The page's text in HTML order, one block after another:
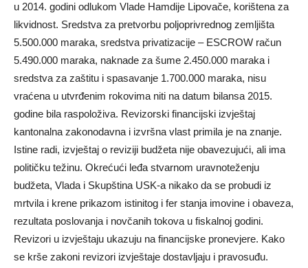
u 2014. godini odlukom Vlade Hamdije Lipovače, korištena za
likvidnost. Sredstva za pretvorbu poljoprivrednog zemljišta
5.500.000 maraka, sredstva privatizacije – ESCROW račun
5.490.000 maraka, naknade za šume 2.450.000 maraka i
sredstva za zaštitu i spasavanje 1.700.000 maraka, nisu
vraćena u utvrđenim rokovima niti na datum bilansa 2015.
godine bila raspoloživa. Revizorski financijski izvještaj
kantonalna zakonodavna i izvršna vlast primila je na znanje.
Istine radi, izvještaj o reviziji budžeta nije obavezujući, ali ima
političku težinu. Okrećući leđa stvarnom uravnoteženju
budžeta, Vlada i Skupština USK-a nikako da se probudi iz
mrtvila i krene prikazom istinitog i fer stanja imovine i obaveza,
rezultata poslovanja i novčanih tokova u fiskalnoj godini.
Revizori u izvještaju ukazuju na financijske pronevjere. Kako
se krše zakoni revizori izvještaje dostavljaju i pravosuđu.